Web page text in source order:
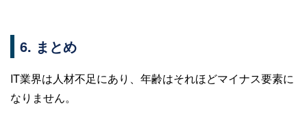
6. まとめ
IT業界は人材不足にあり、年齢はそれほどマイナス要素に
なりません。